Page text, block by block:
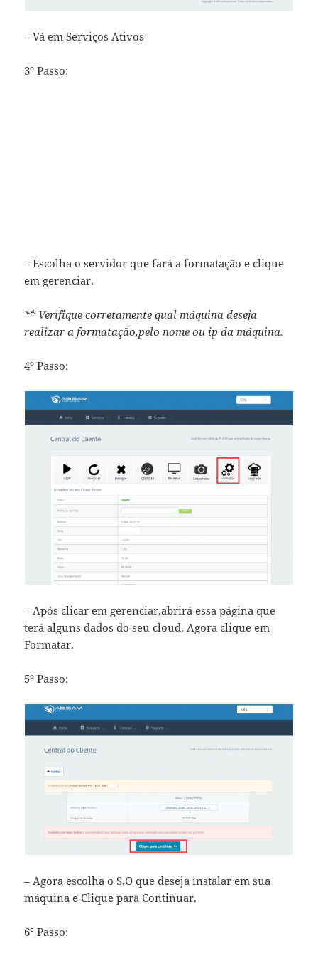
– Vá em Serviços Ativos
3º Passo:
– Escolha o servidor que fará a formatação e clique
em gerenciar.
** Verifique corretamente qual máquina deseja
realizar a formatação,pelo nome ou ip da máquina.
4º Passo:
– Após clicar em gerenciar,abrirá essa página que
terá alguns dados do seu cloud. Agora clique em
Formatar.
5º Passo:
– Agora escolha o S.O que deseja instalar em sua
máquina e Clique para Continuar.
6° Passo: